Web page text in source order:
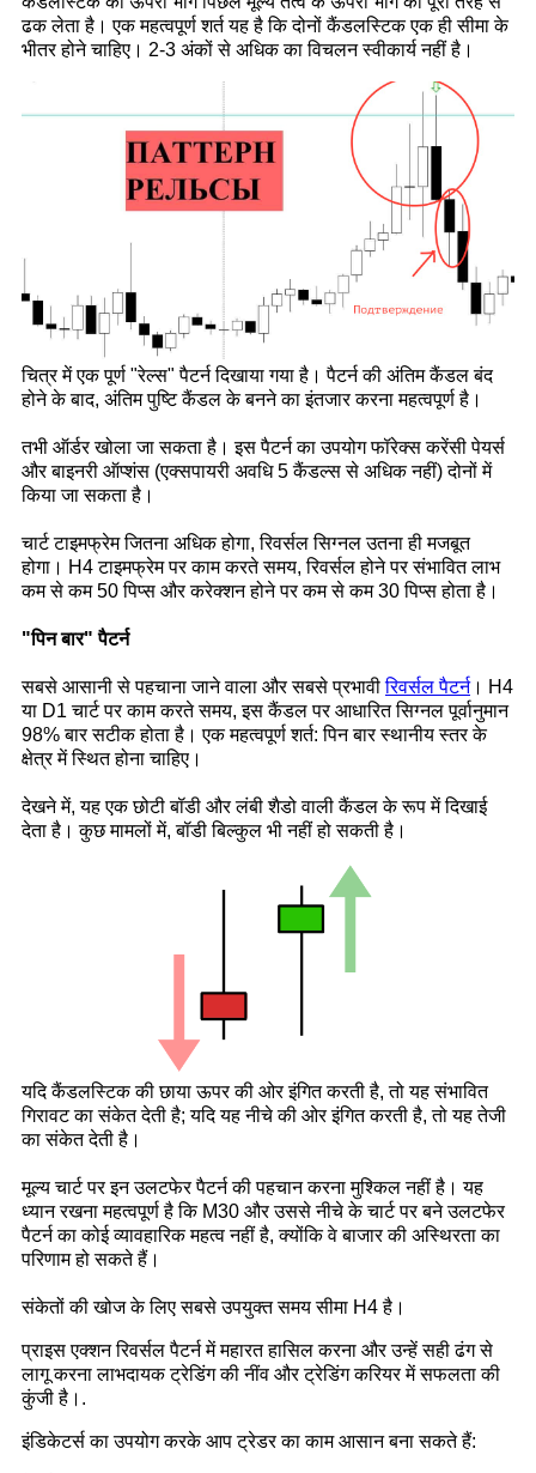
ढक लेता है। एक महत्वपूर्ण शर्त यह है कि दोनों कैंडलस्टिक एक ही सीमा के
भीतर होने चाहिए। 2-3 अंकों से अधिक का विचलन स्वीकार्य नहीं है।
चित्र में एक पूर्ण "रेल्स" पैटर्न दिखाया गया है। पैटर्न की अंतिम कैंडल बंद
होने के बाद, अंतिम पुष्टि कैंडल के बनने का इंतजार करना महत्वपूर्ण है।
तभी ऑर्डर खोला जा सकता है। इस पैटर्न का उपयोग फॉरेक्स करेंसी पेयर्स
और बाइनरी ऑप्शंस (एक्सपायरी अवधि 5 कैंडल्स से अधिक नहीं) दोनों में
किया जा सकता है।
चार्ट टाइमफ्रेम जितना अधिक होगा, रिवर्सल सिग्नल उतना ही मजबूत
होगा। H4 टाइमफ्रेम पर काम करते समय, रिवर्सल होने पर संभावित लाभ
कम से कम 50 पिप्स और करेक्शन होने पर कम से कम 30 पिप्स होता है।
"पिन बार" पैटर्न
सबसे आसानी से पहचाना जाने वाला और सबसे प्रभावीरिवर्सल पैटर्न। H4
या D1 चार्ट पर काम करते समय, इस कैंडल पर आधारित सिग्नल पूर्वानुमान
98% बार सटीक होता है। एक महत्वपूर्ण शर्त: पिन बार स्थानीय स्तर के
क्षेत्र में स्थित होना चाहिए।
देखने में, यह एक छोटी बॉडी और लंबी शैडो वाली कैंडल के रूप में दिखाई
देता है। कुछ मामलों में, बॉडी बिल्कुल भी नहीं हो सकती है।
यदि कैंडलस्टिक की छाया ऊपर की ओर इंगित करती है, तो यह संभावित
गिरावट का संकेत देती है; यदि यह नीचे की ओर इंगित करती है, तो यह तेजी
का संकेत देती है।
मूल्य चार्ट पर इन उलटफेर पैटर्न की पहचान करना मुश्किल नहीं है। यह
ध्यान रखना महत्वपूर्ण है कि M30 और उससे नीचे के चार्ट पर बने उलटफेर
पैटर्न का कोई व्यावहारिक महत्व नहीं है, क्योंकि वे बाजार की अस्थिरता का
परिणाम हो सकते हैं।
संकेतों की खोज के लिए सबसे उपयुक्त समय सीमा H4 है।
प्राइस एक्शन रिवर्सल पैटर्न में महारत हासिल करना और उन्हें सही ढंग से
लागू करना लाभदायक ट्रेडिंग की नींव और ट्रेडिंग करियर में सफलता की
कुंजी है।.
इंडिकेटर्स का उपयोग करके आप ट्रेडर का काम आसान बना सकते हैं: